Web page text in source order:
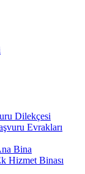
Dilekçesi
Evrakları
Bina
Hizmet Binası